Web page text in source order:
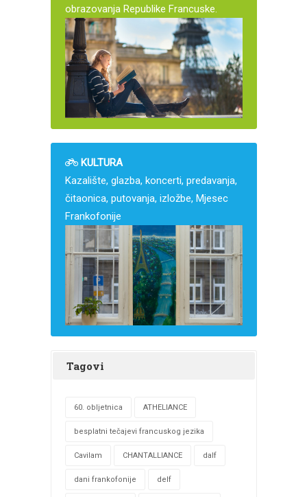
obrazovanja Republike Francuske.
KULTURA
Kazalište, glazba, koncerti, predavanja,
čitaonica, putovanja, izložbe, Mjesec
Frankofonije
Tagovi
60. obljetnica ATHELIANCE
besplatni tečajevi francuskog jezika
Cavilam CHANTALLIANCE dalf
dani frankofonije delf